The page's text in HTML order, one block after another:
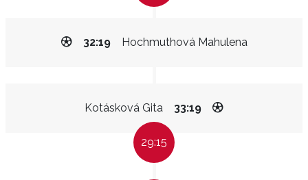
Hochmuthová Mahulena
32:19
Kotásková Gita 33:19
29:15